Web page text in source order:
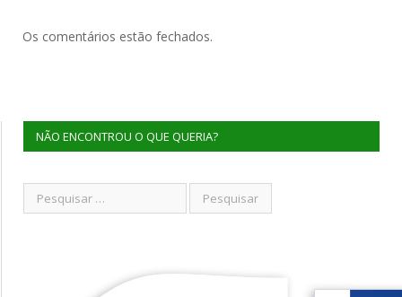
Os comentários estão fechados.
NÃO ENCONTROU O QUE QUERIA?